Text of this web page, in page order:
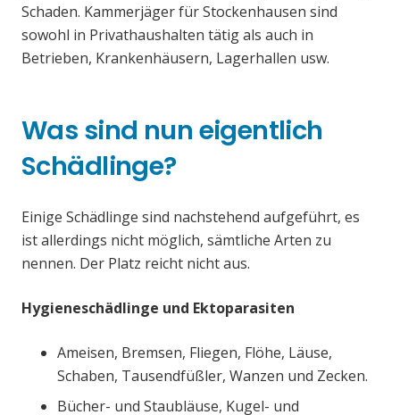
Schaden. Kammerjäger für Stockenhausen sind
sowohl in Privathaushalten tätig als auch in
Betrieben, Krankenhäusern, Lagerhallen usw.
Was sind nun eigentlich
Schädlinge?
Einige Schädlinge sind nachstehend aufgeführt, es
ist allerdings nicht möglich, sämtliche Arten zu
nennen. Der Platz reicht nicht aus.
Hygieneschädlinge und Ektoparasiten
Ameisen, Bremsen, Fliegen, Flöhe, Läuse,
Schaben, Tausendfüßler, Wanzen und Zecken.
Bücher- und Staubläuse, Kugel- und